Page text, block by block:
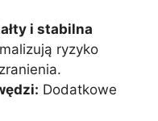
i stabilna
ryzyko
Dodatkowe